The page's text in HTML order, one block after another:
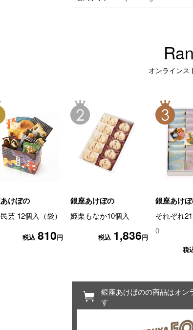
オンラインス
けぼの
芸 12個入（袋）
税込 810円
銀座あけぼの
姫栗もなか10個入
税込 1,836円
銀座あけ
それぞれ
0
税
銀座あけぼのの商品はオン
す